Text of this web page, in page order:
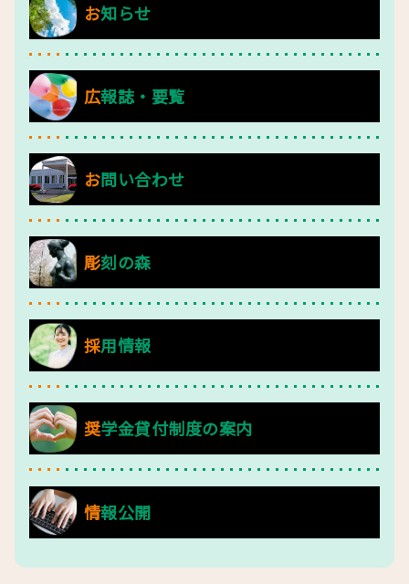
お知らせ
広報誌・要覧
お問い合わせ
彫刻の森
採用情報
奨学金貸付制度の案内
情報公開